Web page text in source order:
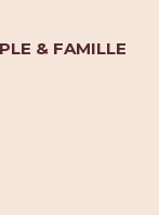
& FAMILLE